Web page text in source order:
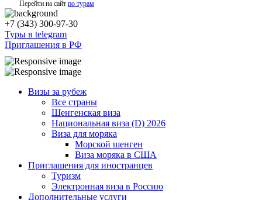
Перейти на сайт по турам
+7 (343) 300-97-30
Туры в telegram
Приглашения в РФ
Визы за рубеж
Все страны
Шенгенская виза
Национальная виза (D) 2026
Виза для моряка
Морской шенген
Виза моряка в США
Приглашения для иностранцев
Туризм
Электронная виза в Россию
Дополнительные услуги